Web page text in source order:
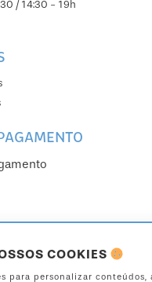
/ 14:30 - 19h
COOKIES
para personalizar conteúdos,